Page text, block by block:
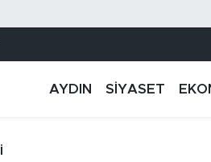
AYDIN SİYASET